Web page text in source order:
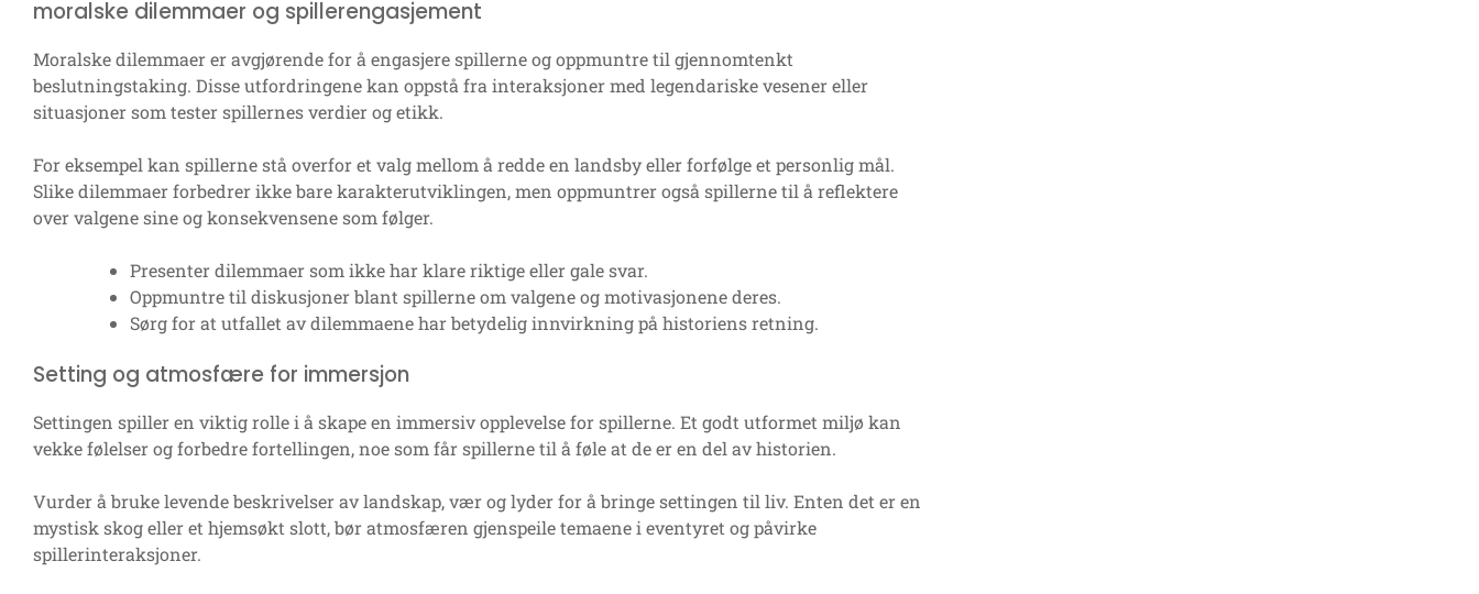
moralske dilemmaer og spillerengasjement
Moralske dilemmaer er avgjørende for å engasjere spillerne og oppmuntre til gjennomtenkt
beslutningstaking. Disse utfordringene kan oppstå fra interaksjoner med legendariske vesener eller
situasjoner som tester spillernes verdier og etikk.
For eksempel kan spillerne stå overfor et valg mellom å redde en landsby eller forfølge et personlig mål.
Slike dilemmaer forbedrer ikke bare karakterutviklingen, men oppmuntrer også spillerne til å reflektere
over valgene sine og konsekvensene som følger.
Presenter dilemmaer som ikke har klare riktige eller gale svar.
Oppmuntre til diskusjoner blant spillerne om valgene og motivasjonene deres.
Sørg for at utfallet av dilemmaene har betydelig innvirkning på historiens retning.
Setting og atmosfære for immersjon
Settingen spiller en viktig rolle i å skape en immersiv opplevelse for spillerne. Et godt utformet miljø kan
vekke følelser og forbedre fortellingen, noe som får spillerne til å føle at de er en del av historien.
Vurder å bruke levende beskrivelser av landskap, vær og lyder for å bringe settingen til liv. Enten det er en
mystisk skog eller et hjemsøkt slott, bør atmosfæren gjenspeile temaene i eventyret og påvirke
spillerinteraksjoner.